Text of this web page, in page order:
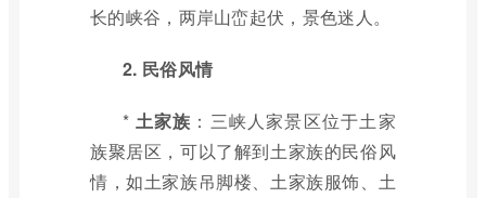
长的峡谷，两岸山峦起伏，景色迷人。
2. 民俗风情
* 土家族 ：三峡人家景区位于土家
族聚居区，可以了解到土家族的民俗风
情，如土家族吊脚楼、土家族服饰、土